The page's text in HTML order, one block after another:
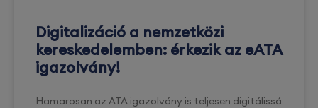
Digitalizáció a nemzetközi
kereskedelemben: érkezik az eATA
igazolvány!
Hamarosan az ATA igazolvány is teljesen digitálissá